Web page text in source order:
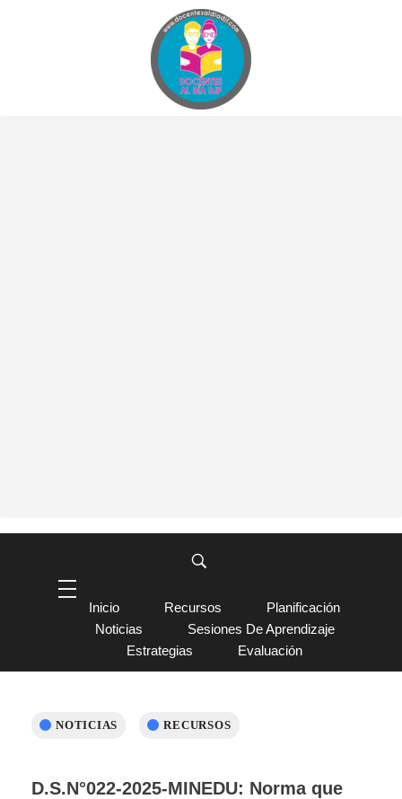
Inicio Recursos
Planificación
Noticias
Sesiones De Aprendizaje
Estrategias
Evaluación
D.S.N°022-2025-MINEDU: Norma que
NOTICIAS RECURSOS